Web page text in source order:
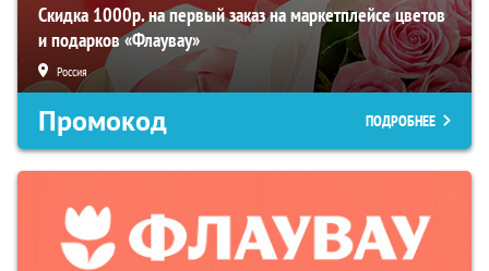
Скидка 1000р. на первый заказ на маркетплейсе цветов
и подарков «Флаувау»
Россия
Промокод ПОДРОБНЕЕ